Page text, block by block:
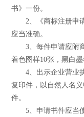
书》一份。
2、《商标注册申请
应当准确。
3、每件申请应附商
着色图样10张，黑白墨
4、出示企业营业执
复印件，以自然人名
件。
5、申请书件应当使